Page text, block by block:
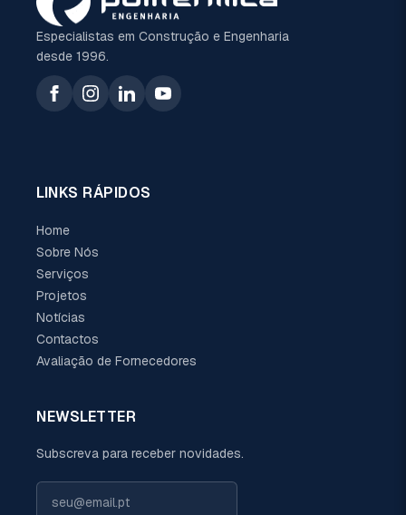
Especialistas em Construção e Engenharia
desde 1996.
LINKS RÁPIDOS
Home
Sobre Nós
Serviços
Projetos
Notícias
Contactos
Avaliação de Fornecedores
NEWSLETTER
Subscreva para receber novidades.